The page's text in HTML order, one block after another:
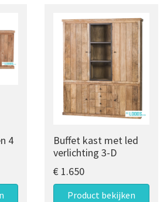
4
Buffet kast met led
verlichting 3-D
€ 1.650
Product bekijken